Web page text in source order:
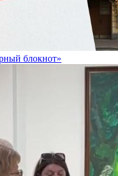
блокнот»